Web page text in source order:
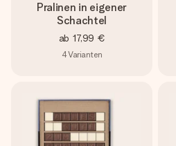
Pralinen in eigener
Schachtel
ab 17,99 €
4Varianten